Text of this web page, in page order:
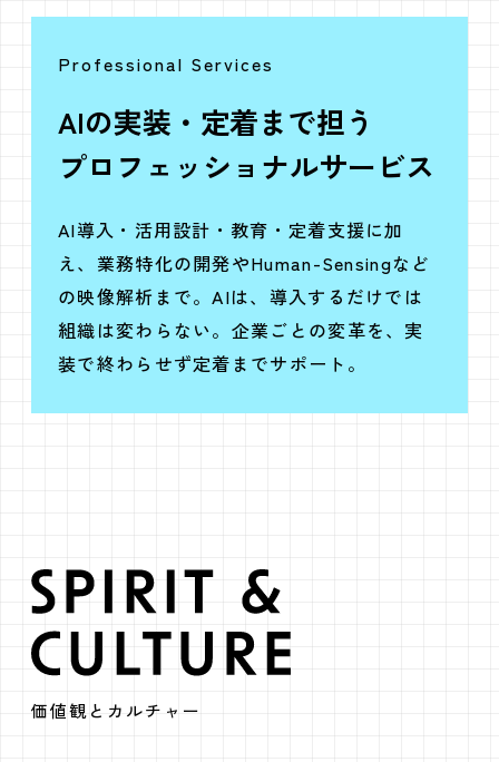
Professional Services
AIの実装・定着まで担う
プロフェッショナルサービス
AI導入・活用設計・教育・定着支援に加
え、業務特化の開発やHuman-Sensingなど
の映像解析まで。AIは、導入するだけでは
組織は変わらない。企業ごとの変革を、実
装で終わらせず定着までサポート。
SPIRIT &